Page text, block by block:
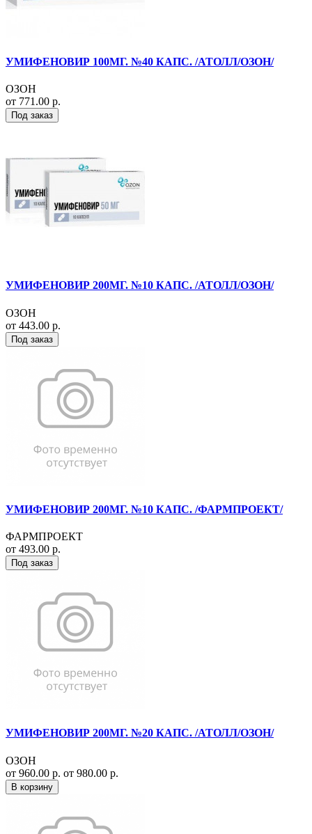
УМИФЕНОВИР 100МГ. №40 КАПС. /АТОЛЛ/ОЗОН/
ОЗОН
от 771.00 р.
Под заказ
УМИФЕНОВИР 200МГ. №10 КАПС. /АТОЛЛ/ОЗОН/
ОЗОН
от 443.00 р.
Под заказ
УМИФЕНОВИР 200МГ. №10 КАПС. /ФАРМПРОЕКТ/
ФАРМПРОЕКТ
от 493.00 р.
Под заказ
УМИФЕНОВИР 200МГ. №20 КАПС. /АТОЛЛ/ОЗОН/
ОЗОН
от 960.00 р. от 980.00 р.
В корзину